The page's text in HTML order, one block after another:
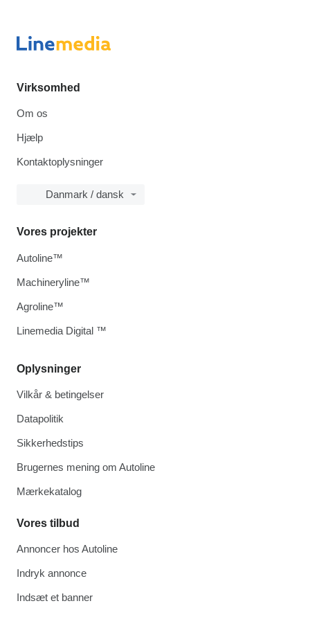
Virksomhed
Om os
Hjælp
Kontaktoplysninger
Danmark / dansk
Oplysninger
Vilkår & betingelser
Datapolitik
Sikkerhedstips
Brugernes mening om Autoline
Mærkekatalog
Vores tilbud
Annoncer hos Autoline
Indryk annonce
Indsæt et banner
Vores projekter
Autoline™
Machineryline™
Agroline™
Linemedia Digital ™